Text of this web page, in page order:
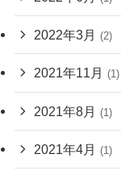
2022年3月 (2)
2021年11月 (1)
2021年8月 (1)
2021年4月 (1)